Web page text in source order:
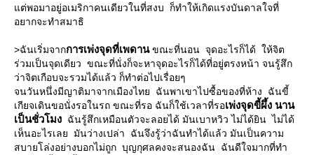
ต่พอมาอยู่อเมริกาคนเดียวในที่สงบ ก็ทำให้เกิดแรงบันดาลใจที่
อยากจะทำสมาธิ
>ฉันเริ่มจากการเพ่งจุดที่เพดานขณะที่นอน จุดอะไรก็ได้ ให้จิต
ร่วมเป็นจุดเดียว ขณะที่นั่งก็จะหาจุดอะไรก็ได้ที่อยู่ตรงหน้า จนรู้สึก
ว่าจิตเกือบจะรวมได้แล้ว ก็ทำต่อไปเรื่อยๆ
จนวันหนึ่งมีญาติมาจากเมืองไทย ฉันพาเขาไปซื้อของที่ห้าง ฉันขี้
เกียจเดินขอนั่งรอในรถ ขณะที่รอ ฉันก็ใช้เวลาที่รอเพ่งจุดขี้ผึ้ง นาน
เป็นชั่วโมง ฉันรู้สึกเหมือนตัวจะลอยได้ มันเบาหวิว ไม่ได้ยิน ไม่ได้
เห็นอะไรเลย มันว่างเปล่า ฉันจึงรู้ว่าฉันทำได้แล้ว มันเป็นความ
สบายโล่งอย่างบอกไม่ถูก บุญกุศลคงจะสนองฉัน ฉันดีใจมากที่ทำ